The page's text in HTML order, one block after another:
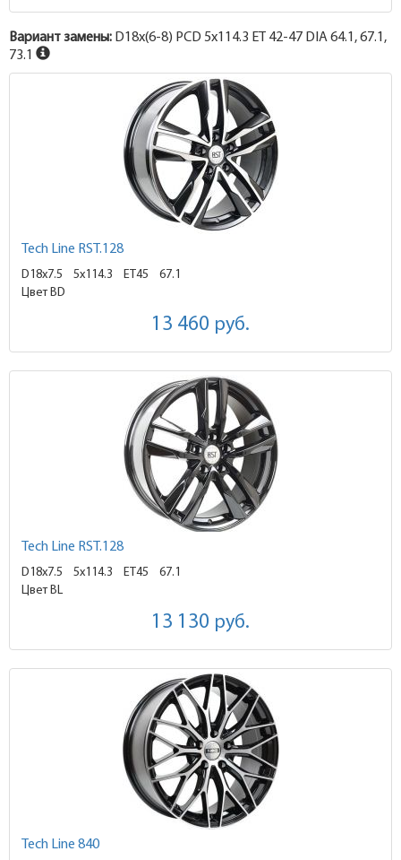
Вариант замены: D18x(6-8) PCD 5x114.3 ET 42-47 DIA 64.1, 67.1,
73.1
Tech Line RST.128
D18x7.5 5x114.3 ET45
67.1
Цвет BD
13 460 руб.
Tech Line RST.128
D18x7.5 5x114.3 ET45
67.1
Цвет BL
13 130 руб.
Tech Line 840